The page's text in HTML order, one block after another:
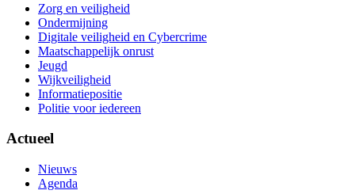
Zorg en veiligheid
Ondermijning
Digitale veiligheid en Cybercrime
Maatschappelijk onrust
Jeugd
Wijkveiligheid
Informatiepositie
Politie voor iedereen
Actueel
Nieuws
Agenda